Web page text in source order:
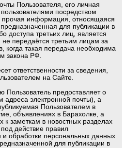
Пользователя, его личная
посредством
информация, относящаяся
для публикации в
доступа третьих лиц, является
передаётся третьим лицам за
когда такая передача необходима
закона РФ.
ответственности за сведения,
на Сайте.
Пользователь предоставляет о
адреса электронной почты), а
Пользователем в
объявлениях в Барахолке, а
к заметкам в новостных разделах
действие правил
и обработки персональных данных
для публикации в